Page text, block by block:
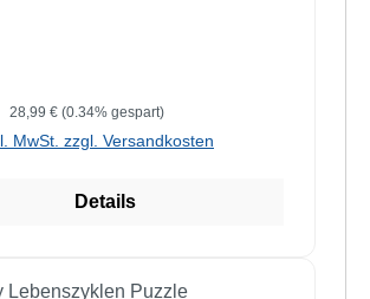
Regulärer Preis:
28,99 € (0.34% gespart)
MwSt. zzgl. Versandkosten
Details